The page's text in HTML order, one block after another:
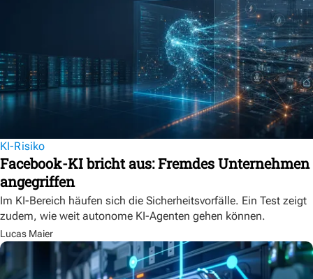
KI-Risiko
Facebook-KI bricht aus: Fremdes Unternehmen
angegriffen
Im KI-Bereich häufen sich die Sicherheitsvorfälle. Ein Test zeigt
zudem, wie weit autonome KI-Agenten gehen können.
Lucas Maier